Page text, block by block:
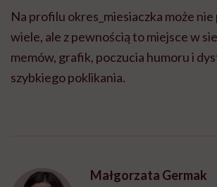
Na profilu okres_miesiaczka może
wiele, ale z pewnością to miejsce w
memów, grafik, poczucia humoru i
szybkiego poklikania.
Małgorzata Germak